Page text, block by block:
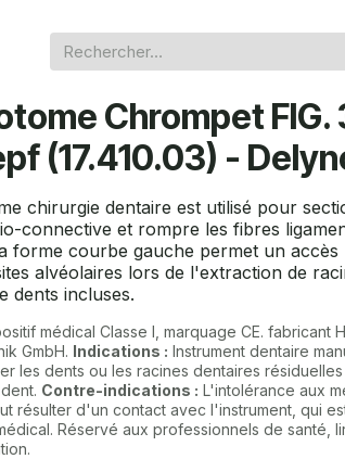
Chrompet FIG.
(17.410.03) -
chirurgie dentaire est utilisé pour
connective et rompre les fibres
forme courbe gauche permet un accès
alvéolaires lors de l'extraction de
dents incluses.
médical Classe I, marquage CE. fabricant
GmbH. Indications : Instrument dentaire
les dents ou les racines dentaires
Contre-indications : L'intolérance aux
résulter d'un contact avec l'instrument, qui
Réservé aux professionnels de santé,